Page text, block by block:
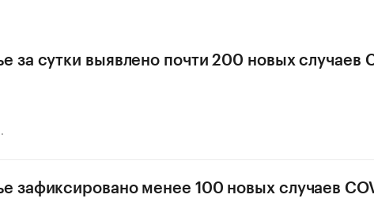
за сутки выявлено почти 200 новых случаев
зафиксировано менее 100 новых случаев